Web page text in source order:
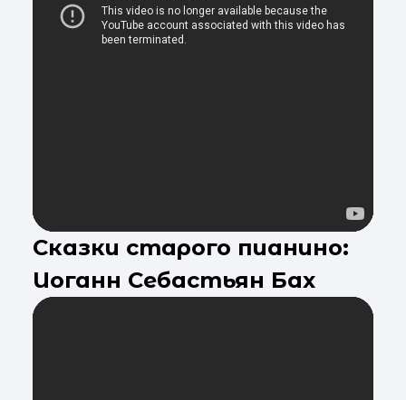
Сказки старого пианино:
Иоганн Себастьян Бах